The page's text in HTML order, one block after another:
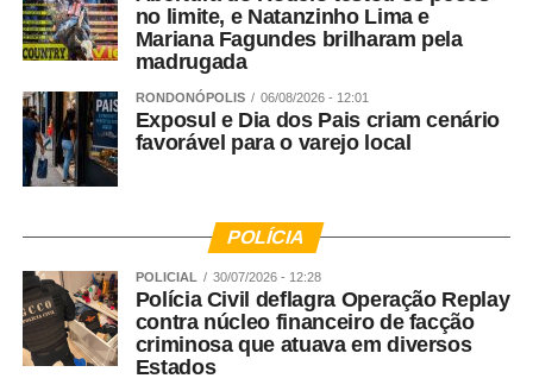
no limite, e Natanzinho Lima e
Mariana Fagundes brilharam pela
madrugada
RONDONÓPOLIS 06/08/2026 - 12:01
Exposul e Dia dos Pais criam cenário
favorável para o varejo local
POLÍCIA
POLICIAL 30/07/2026 - 12:28
Polícia Civil deflagra Operação Replay
contra núcleo financeiro de facção
criminosa que atuava em diversos
Estados